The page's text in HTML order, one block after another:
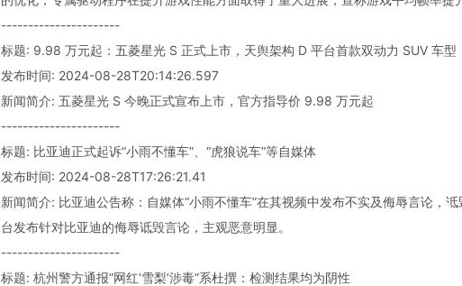
----------------------
标题: 9.98 万元起：五菱星光 S 正式上市，天舆架构 D 平台首款双动力 SUV 车型
发布时间: 2024-08-28T20:14:26.597
新闻简介: 五菱星光 S 今晚正式宣布上市，官方指导价 9.98 万元起
----------------------
标题: 比亚迪正式起诉“小雨不懂车”、“虎狼说车”等自媒体
发布时间: 2024-08-28T17:26:21.41
新闻简介: 比亚迪公告称：自媒体“小雨不懂车”在其视频中发布不实及侮辱言论，
台发布针对比亚迪的侮辱诋毁言论，主观恶意明显。
----------------------
标题: 杭州警方通报“网红‘雪梨’涉毒”系杜撰：检测结果均为阴性